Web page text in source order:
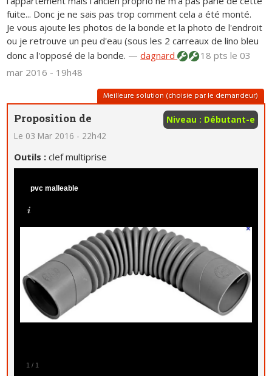
fuite... Donc je ne sais pas trop comment cela a été monté.
Je vous ajoute les photos de la bonde et la photo de l'endroit
ou je retrouve un peu d'eau (sous les 2 carreaux de lino bleu
donc a l'opposé de la bonde. —dagnard 18 ptsle 03
mar 2016 - 19h48
Meilleure solution (choisie par le demandeur)
Niveau : Débutant-e
Proposition de
Le 03 Mar 2016 - 22h42
Outils :clef multiprise
1 / 1
pvc malleable